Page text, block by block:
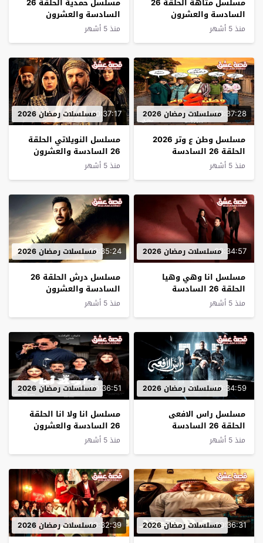
السادسة والعشرون
منذ 5 أشهر
السادسة والعشرون
منذ 5 أشهر
00:37:28مسلسلات رمضان 2026
مسلسل وطن ع وتر 2026
الحلقة 26 السادسة
والعشرون
منذ 5 أشهر
00:37:17مسلسلات رمضان 2026
مسلسل النويلاتي الحلقة
26 السادسة والعشرون
منذ 5 أشهر
00:34:57مسلسلات رمضان 2026
مسلسل انا وهي وهيا
الحلقة 26 السادسة
والعشرون
منذ 5 أشهر
00:35:24مسلسلات رمضان 2026
مسلسل درش الحلقة 26
السادسة والعشرون
منذ 5 أشهر
00:34:59مسلسلات رمضان 2026
مسلسل راس الافعى
الحلقة 26 السادسة
والعشرون
منذ 5 أشهر
00:36:51مسلسلات رمضان 2026
مسلسل انا ولا انا الحلقة
26 السادسة والعشرون
منذ 5 أشهر
00:36:31مسلسلات رمضان 2026 00:32:39مسلسلات رمضان 2026